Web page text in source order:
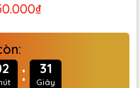
: 30
Giây